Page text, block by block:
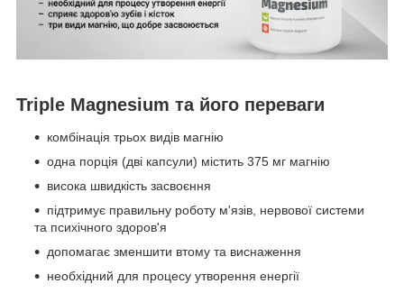
Triple Magnesium та його переваги
комбінація трьох видів магнію
одна порція (дві капсули) містить 375 мг магнію
висока швидкість засвоєння
підтримує правильну роботу м'язів, нервової системи
та психічного здоров'я
допомагає зменшити втому та виснаження
необхідний для процесу утворення енергії